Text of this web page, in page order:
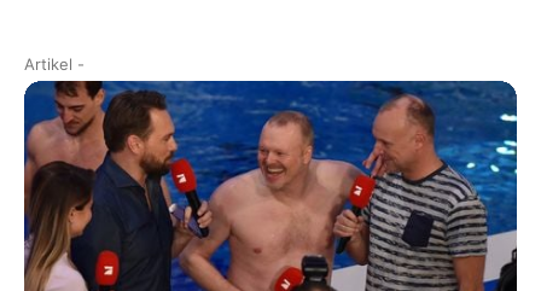
Artikel -